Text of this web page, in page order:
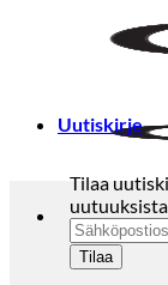
Uutiskirje
Tilaa